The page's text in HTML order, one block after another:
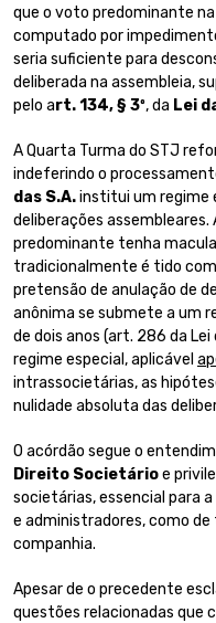
que o voto predominante
computado por
seria suficiente para
deliberada na assembleia,
pelo art. 134, § 3º, da Lei
A Quarta Turma do STJ
indeferindo o
das S.A.institui um regime
deliberações assembleares.
predominante tenha
tradicionalmente é tido
pretensão de anulação de
anônima se submete a um
de dois anos (art. 286 da Lei
regime especial, aplicável
intrassocietárias, as
nulidade absoluta das
O acórdão segue o
Direito Societárioe
societárias, essencial para
e administradores, como
companhia.
Apesar de o precedente
questões relacionadas que